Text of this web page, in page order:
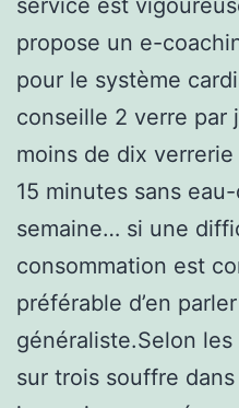
propose un e-
pour le système
conseille 2 verre par
moins de dix
15 minutes sans
semaine… si une
consommation est
préférable d’en
généraliste.Selon les
sur trois souffre